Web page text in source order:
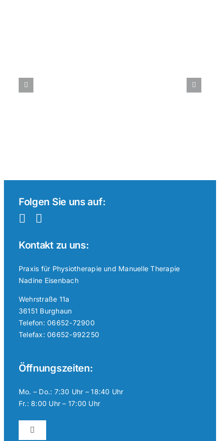
Folgen Sie uns auf:
Kontakt zu uns:
Praxis für Physiotherapie und Manuelle Therapie
Nadine Eisenbach
Wehrstraße 11a
36151 Burghaun
Telefon: 06652-72900
Telefax: 06652-992250
Öffnungszeiten:
Mo. – Do.: 7:30 Uhr – 18:40 Uhr
Fr.: 8:00 Uhr – 17:00 Uhr
Toggle